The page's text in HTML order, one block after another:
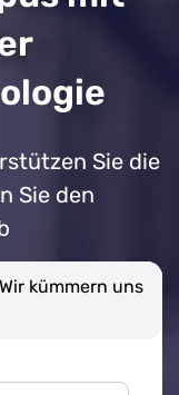
Sie die
Sie den
Wir kümmern uns